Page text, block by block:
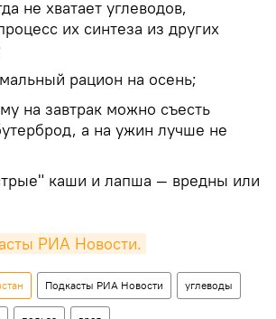
не хватает углеводов,
их синтеза из других
рацион на осень;
на завтрак можно съесть
а на ужин лучше не
каши и лапша — вредны или
РИА Новости.
Подкасты РИА Новости углеводы